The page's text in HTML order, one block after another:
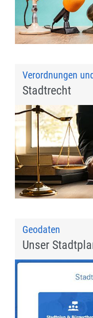
Verordnungen
Stadtrecht
Geodaten
Unser